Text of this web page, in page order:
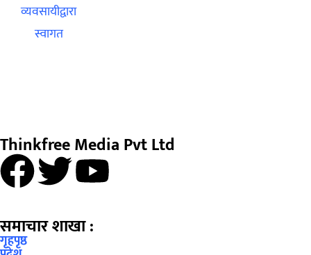
Thinkfree Media Pvt Ltd
समाचार शाखा :
गृहपृष्ठ